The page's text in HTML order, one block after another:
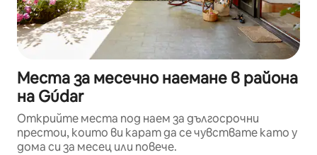
Места за месечно наемане в района
на Gúdar
Открийте места под наем за дългосрочни
престои, които ви карат да се чувствате като у
дома си за месец или повече.